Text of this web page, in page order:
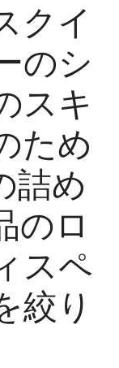
クイ
のシ
スキ
ため
詰め
のロ
スペ
絞り